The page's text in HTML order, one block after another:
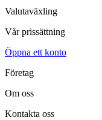
Valutaväxling
Vår prissättning
Öppna ett konto
Företag
Om oss
Kontakta oss